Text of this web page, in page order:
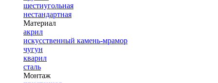
шестиугольная
нестандартная
Материал
акрил
искусственный камень-мрамор
чугун
кварил
сталь
Монтаж